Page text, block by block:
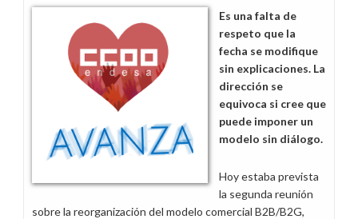
la
reorganización
comercial
B2B
Es una falta de
respeto que la
fecha se modifique
sin explicaciones. La
dirección se
equivoca si cree que
puede imponer un
modelo sin diálogo.
Hoy estaba prevista
la segunda reunión
sobre la reorganización del modelo comercial B2B/B2G,